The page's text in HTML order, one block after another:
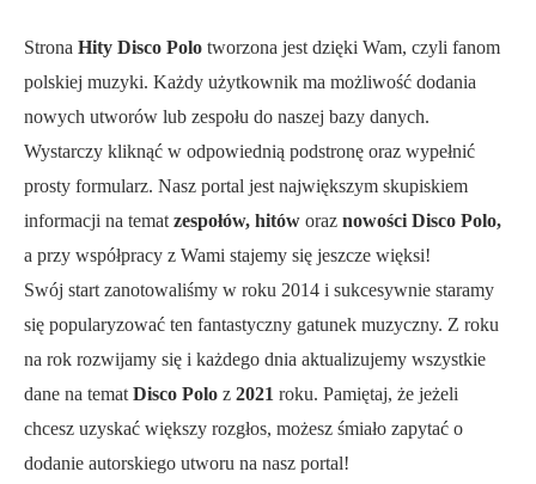
Strona Hity Disco Polo tworzona jest dzięki Wam, czyli fanom
polskiej muzyki. Każdy użytkownik ma możliwość dodania
nowych utworów lub zespołu do naszej bazy danych.
Wystarczy kliknąć w odpowiednią podstronę oraz wypełnić
prosty formularz. Nasz portal jest największym skupiskiem
informacji na tematzespołów, hitów oraz nowości Disco Polo,
a przy współpracy z Wami stajemy się jeszcze więksi!
Swój start zanotowaliśmy w roku 2014 i sukcesywnie staramy
się popularyzować ten fantastyczny gatunek muzyczny. Z roku
na rok rozwijamy się i każdego dnia aktualizujemy wszystkie
dane na tematDisco Polo z 2021 roku. Pamiętaj, że jeżeli
chcesz uzyskać większy rozgłos, możesz śmiało zapytać o
dodanie autorskiego utworu na nasz portal!